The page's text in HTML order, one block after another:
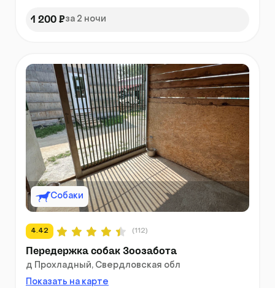
1 200 ₽за 2 ночи
Собаки
4.42 (112)
Передержка собак Зоозабота
д Прохладный, Свердловская обл
Показать на карте